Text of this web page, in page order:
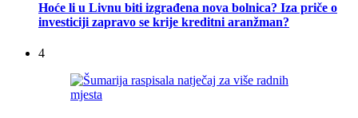
Hoće li u Livnu biti izgrađena nova bolnica? Iza priče o
investiciji zapravo se krije kreditni aranžman?
4